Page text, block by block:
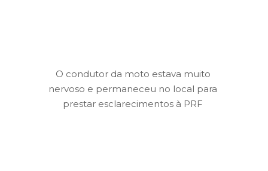
O condutor da moto estava muito
nervoso e permaneceu no local para
prestar esclarecimentos à PRF